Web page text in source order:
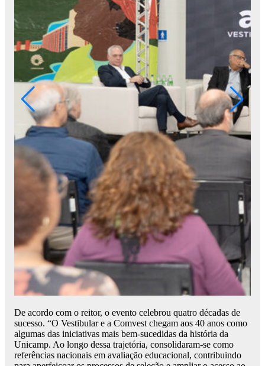
De acordo com o reitor, o evento celebrou quatro décadas de
sucesso. “O Vestibular e a Comvest chegam aos 40 anos como
algumas das iniciativas mais bem-sucedidas da história da
Unicamp. Ao longo dessa trajetória, consolidaram-se como
referências nacionais em avaliação educacional, contribuindo